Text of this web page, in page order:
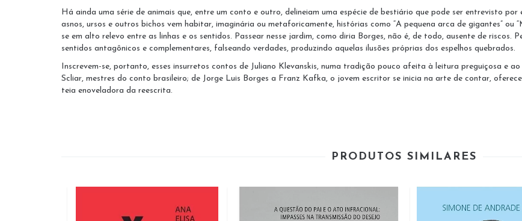
Há ainda uma série de animais que, entre um conto e outro, delineiam uma espécie de bestiário que pode ser entrevisto
asnos, ursos e outros bichos vem habitar, imaginária ou metaforicamente, histórias como “A pequena arca de gigantes” ou
se em alto relevo entre as linhas e os sentidos. Passear nesse jardim, como diria Borges, não é, de todo, ausente de
sentidos antagônicos e complementares, falseando verdades, produzindo aquelas ilusões próprias dos espelhos quebrados.
Inscrevem-se, portanto, esses insurretos contos de Juliano Klevanskis, numa tradição pouco afeita à leitura preguiçosa e
Scliar, mestres do conto brasileiro; de Jorge Luis Borges a Franz Kafka, o jovem escritor se inicia na arte de contar,
teia enoveladora da reescrita.
PRODUTOS SIMILARES